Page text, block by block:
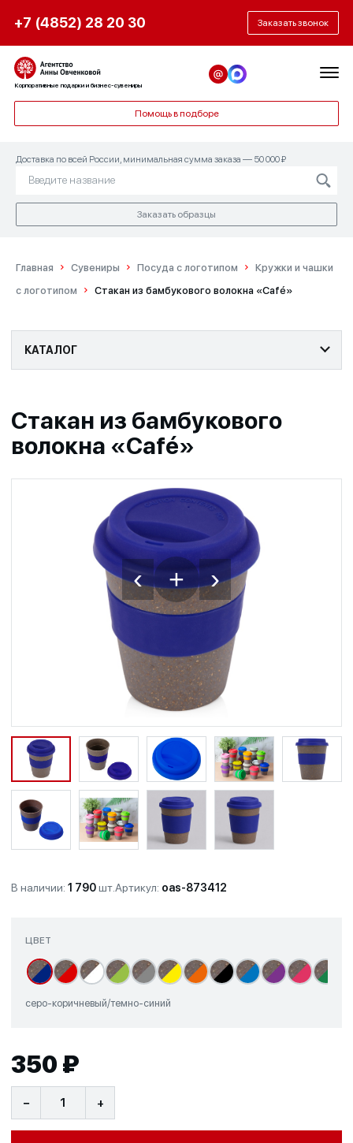
+7 (4852) 28 20 30 Заказать звонок
Корпоративные подарки и бизнес-сувениры
Помощь в подборе
Доставка по всей России, минимальная сумма заказа — 50 000 ₽
Заказать образцы
Главная Сувениры Посуда с логотипом
Кружки и чашки
с логотипом
Стакан из бамбукового волокна «Café»
КАТАЛОГ
Стакан из бамбукового
волокна «Café»
‹ + ›
В наличии: 1 790шт.Артикул: oas-873412
ЦВЕТ
серо-коричневый/темно-синий
350 ₽
− +